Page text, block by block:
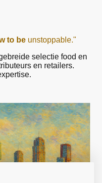
to be unstoppable."
selectie food en
en retailers.